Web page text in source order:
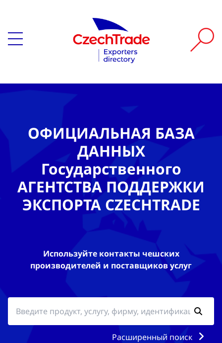
ОФИЦИАЛЬНАЯ БАЗА
ДАННЫХ
Государственного
АГЕНТСТВА ПОДДЕРЖКИ
ЭКСПОРТА CZECHTRADE
Используйте контакты чешских
производителей и поставщиков услуг
Расширенный поиск